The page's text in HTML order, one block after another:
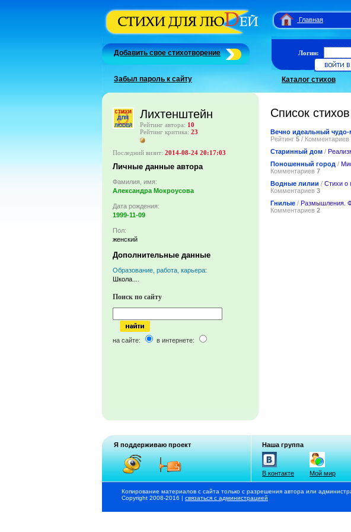
Главная
Добавить свое стихотворение
Забыл пароль к сайту
Логин:
Каталог стихов
Лихтенштейн
Рейтинг автора: 10
Рейтинг критика: 23
Последний визит: 2014-08-24 20:17:03
Личные данные автора
Фамилия, имя:
Александра Мокроусова
Дата рождения:
1999-11-09
Пол:
женский
Дополнительные данные
Образование, работа, карьера:
Школа....
Поиск по сайту
на сайте: в интернете:
Список
Вечно идеальный
Рейтинг 5 / Комментариев
Старинный дом /
Поношенный город /
Комментариев 7
Водные лилии / Стихи о
Комментариев 3
Гнилые / Размышления.
Комментариев 2
Я поддерживаю проект Наша группа
В контакте Мой мир
Копирование материалов с сайта только с разрешения автора или
Copyright 2008-2016 | связаться с администрацией